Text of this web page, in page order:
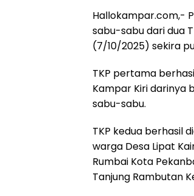
Hallokampar.com,-
sabu-sabu dari dua
(7/10/2025) sekira
TKP pertama
Kampar Kiri darinya
sabu-sabu.
TKP kedua berhasil
warga Desa Lipat
Rumbai Kota
Tanjung Rambutan